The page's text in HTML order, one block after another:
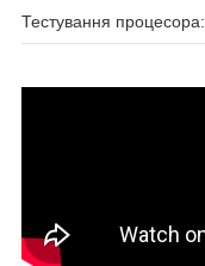
Тестування процесора: